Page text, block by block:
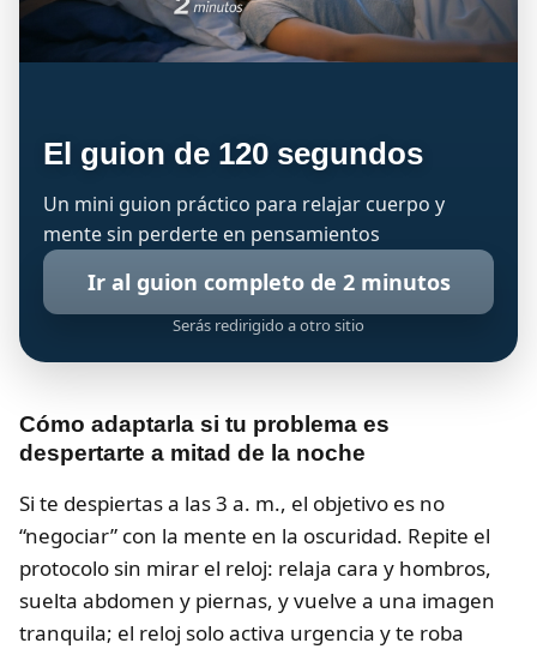
El guion de 120 segundos
Un mini guion práctico para relajar cuerpo y
mente sin perderte en pensamientos
Ir al guion completo de 2 minutos
Serás redirigido a otro sitio
Cómo adaptarla si tu problema es
despertarte a mitad de la noche
Si te despiertas a las 3 a. m., el objetivo es no
“negociar” con la mente en la oscuridad. Repite el
protocolo sin mirar el reloj: relaja cara y hombros,
suelta abdomen y piernas, y vuelve a una imagen
tranquila; el reloj solo activa urgencia y te roba